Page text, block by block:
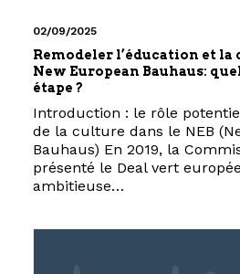
02/09/2025
Remodeler l’éducation et la
New European Bauhaus:
étape ?
Introduction : le rôle
de la culture dans le NEB
Bauhaus) En 2019, la
présenté le Deal vert
ambitieuse…